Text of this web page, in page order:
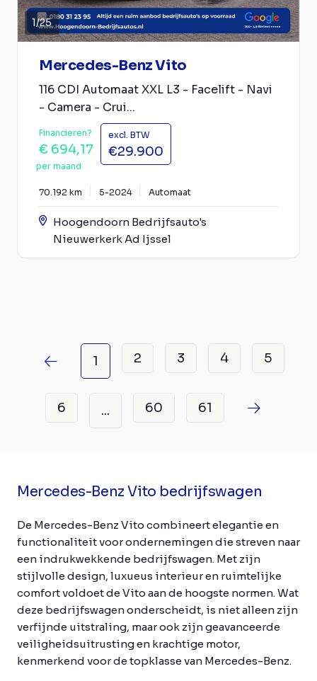
1/25
Mercedes-Benz Vito
116 CDI Automaat XXL L3 - Facelift - Navi
- Camera - Crui...
Financieren?
€ 694,17
per maand
excl. BTW
€29.900
70.192 km 5-2024 Automaat
Hoogendoorn Bedrijfsauto's
Nieuwerkerk Ad Ijssel
1 2 3 4 5
6 ... 60 61
Mercedes-Benz Vito bedrijfswagen
De Mercedes-Benz Vito combineert elegantie en
functionaliteit voor ondernemingen die streven naar
een indrukwekkende bedrijfswagen. Met zijn
stijlvolle design, luxueus interieur en ruimtelijke
comfort voldoet de Vito aan de hoogste normen. Wat
deze bedrijfswagen onderscheidt, is niet alleen zijn
verfijnde uitstraling, maar ook zijn geavanceerde
veiligheidsuitrusting en krachtige motor,
kenmerkend voor de topklasse van Mercedes-Benz.